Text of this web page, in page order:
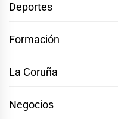
Deportes
Formación
La Coruña
Negocios